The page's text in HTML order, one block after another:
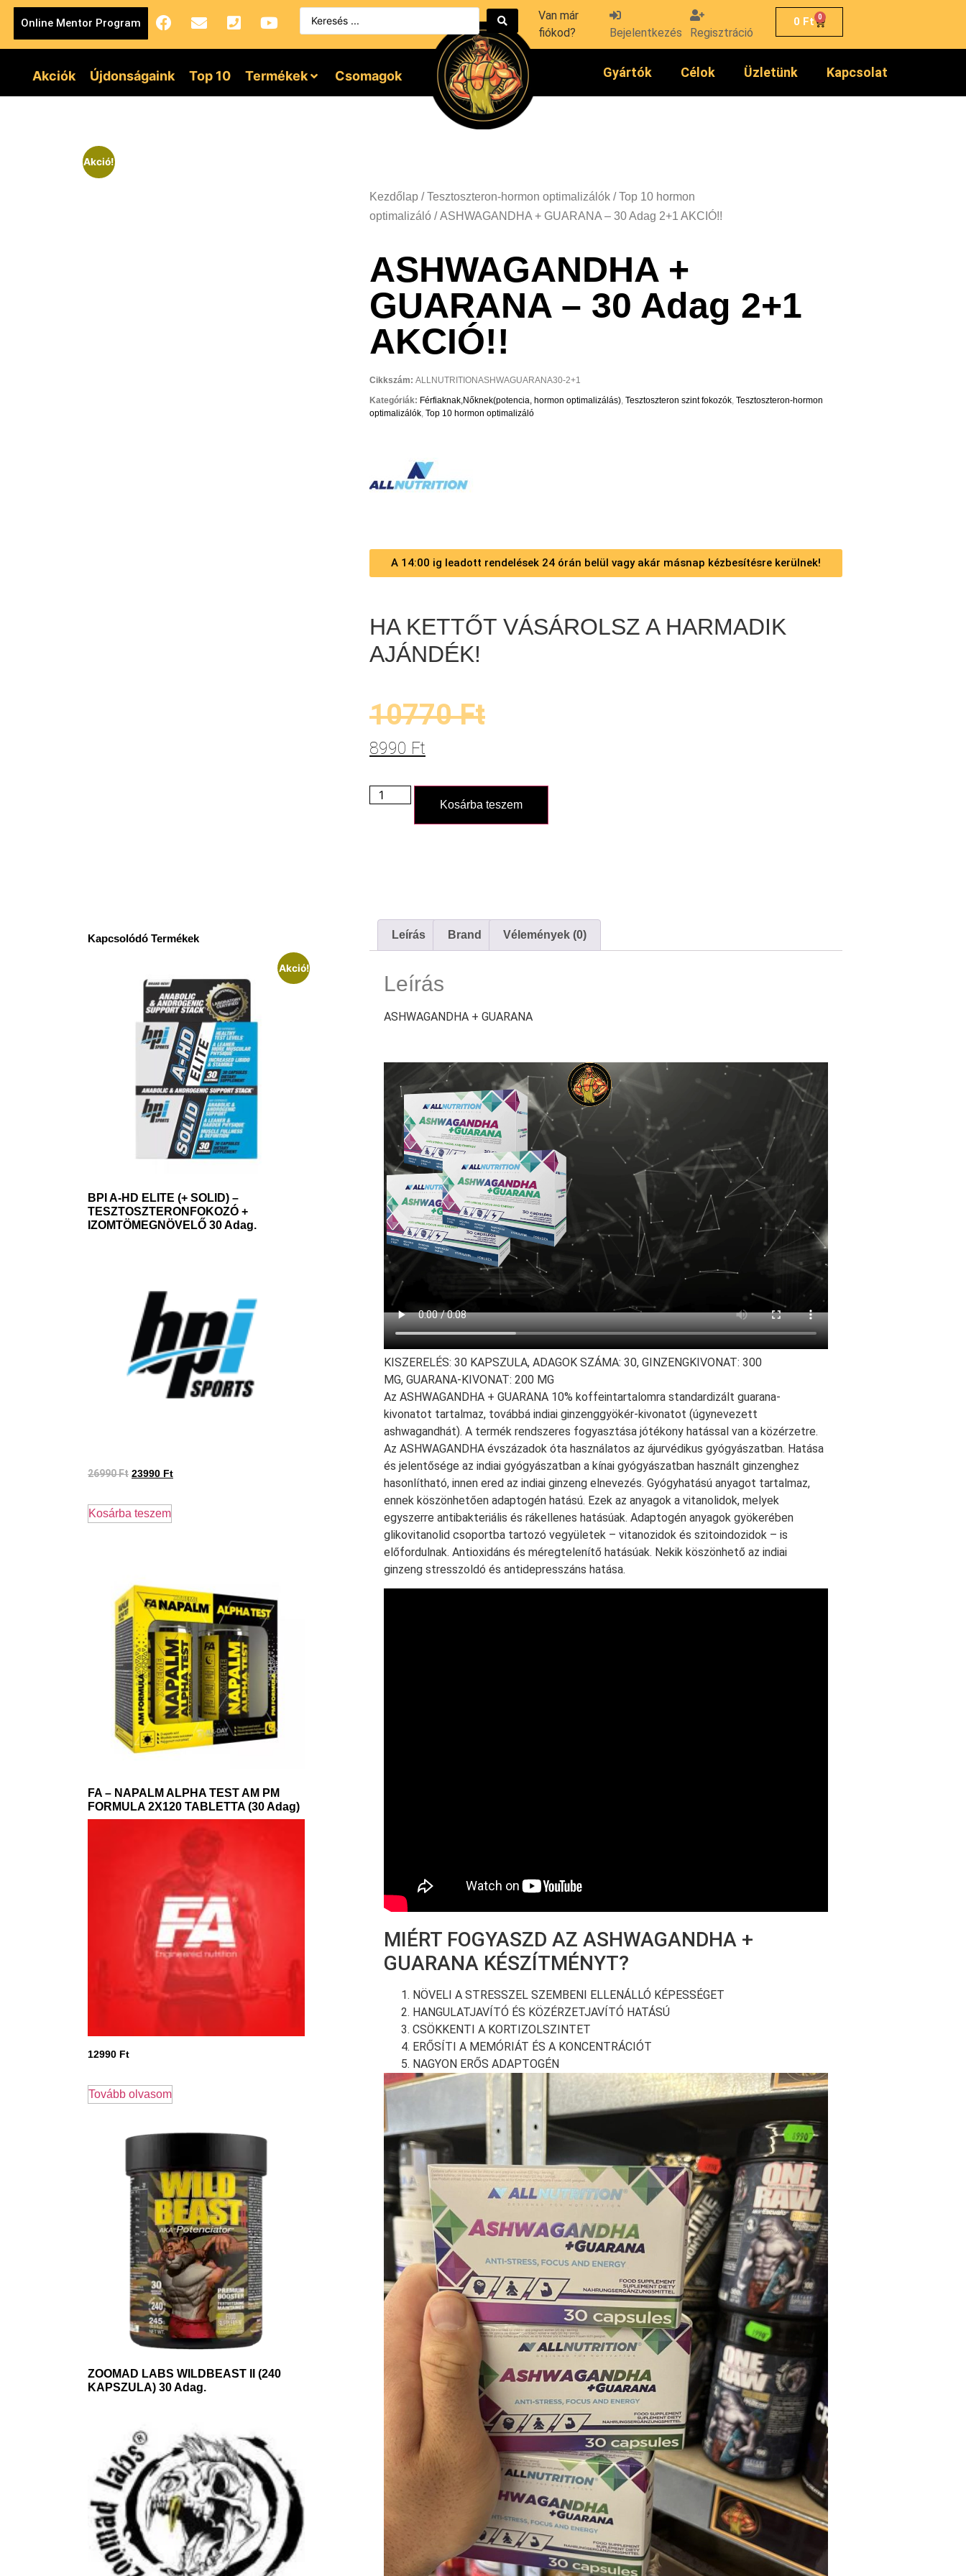
Online Mentor Program
Van már
fiókod?
Bejelentkezés Regisztráció
0 Ft 0
Akciók Újdonságaink Top 10 Termékek Csomagok Gyártók Célok Üzletünk Kapcsolat
Akció!
Kezdőlap /Tesztoszteron-hormon optimalizálók /Top 10 hormon
optimalizáló / ASHWAGANDHA + GUARANA – 30 Adag 2+1 AKCIÓ!!
ASHWAGANDHA +
GUARANA – 30 Adag 2+1
AKCIÓ!!
Cikkszám: ALLNUTRITIONASHWAGUARANA30-2+1
Kategóriák: Férfiaknak,Nőknek(potencia, hormon optimalizálás), Tesztoszteron szint fokozók, Tesztoszteron-hormon
optimalizálók, Top 10 hormon optimalizáló
A 14:00 ig leadott rendelések 24 órán belül vagy akár másnap kézbesítésre kerülnek!
HA KETTŐT VÁSÁROLSZ A HARMADIK
AJÁNDÉK!
10770Ft
8990 Ft
Kosárba teszem
Kapcsolódó Termékek
Akció!
BPI A-HD ELITE (+ SOLID) –
TESZTOSZTERONFOKOZÓ +
IZOMTÖMEGNÖVELŐ 30 Adag.
26990Ft 23990 Ft
Kosárba teszem
FA – NAPALM ALPHA TEST AM PM
FORMULA 2X120 TABLETTA (30 Adag)
12990 Ft
Tovább olvasom
ZOOMAD LABS WILDBEAST II (240
KAPSZULA) 30 Adag.
Leírás Brand Vélemények (0)
Leírás
ASHWAGANDHA + GUARANA
KISZERELÉS: 30 KAPSZULA, ADAGOK SZÁMA: 30, GINZENGKIVONAT: 300
MG, GUARANA-KIVONAT: 200 MG
Az ASHWAGANDHA + GUARANA 10% koffeintartalomra standardizált guarana-
kivonatot tartalmaz, továbbá indiai ginzenggyökér-kivonatot (úgynevezett
ashwagandhát). A termék rendszeres fogyasztása jótékony hatással van a közérzetre.
Az ASHWAGANDHA évszázadok óta használatos az ájurvédikus gyógyászatban. Hatása
és jelentősége az indiai gyógyászatban a kínai gyógyászatban használt ginzenghez
hasonlítható, innen ered az indiai ginzeng elnevezés. Gyógyhatású anyagot tartalmaz,
ennek köszönhetően adaptogén hatású. Ezek az anyagok a vitanolidok, melyek
egyszerre antibakteriális és rákellenes hatásúak. Adaptogén anyagok gyökerében
glikovitanolid csoportba tartozó vegyületek – vitanozidok és szitoindozidok – is
előfordulnak. Antioxidáns és méregtelenítő hatásúak. Nekik köszönhető az indiai
ginzeng stresszoldó és antidepresszáns hatása.
MIÉRT FOGYASZD AZ ASHWAGANDHA +
GUARANA KÉSZÍTMÉNYT?
NÖVELI A STRESSZEL SZEMBENI ELLENÁLLÓ KÉPESSÉGET
HANGULATJAVÍTÓ ÉS KÖZÉRZETJAVÍTÓ HATÁSÚ
CSÖKKENTI A KORTIZOLSZINTET
ERŐSÍTI A MEMÓRIÁT ÉS A KONCENTRÁCIÓT
NAGYON ERŐS ADAPTOGÉN